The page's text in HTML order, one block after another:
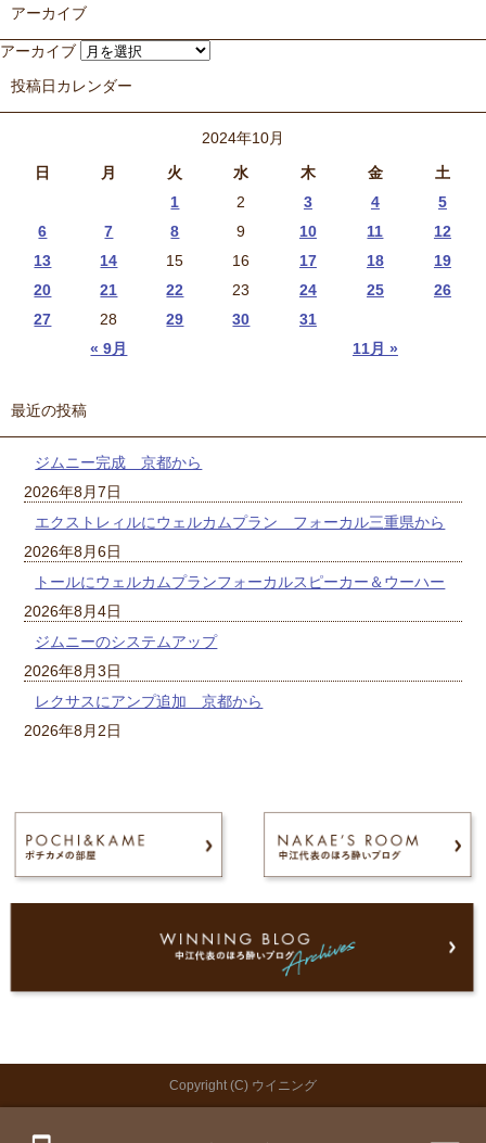
アーカイブ
アーカイブ
投稿日カレンダー
2024年10月
日
月 火 水 木 金 土
« 9月 11月 »
1 2 3 4
5
6
7 8 9 10 11
12
13
14 15 16 17 18
19
20
21 22 23 24 25
26
27
28 29 30 31
最近の投稿
ジムニー完成 京都から
2026年8月7日
エクストレィルにウェルカムプラン フォーカル三重県から
2026年8月6日
トールにウェルカムプランフォーカルスピーカー＆ウーハー
2026年8月4日
ジムニーのシステムアップ
2026年8月3日
レクサスにアンプ追加 京都から
2026年8月2日
Copyright (C) ウイニング